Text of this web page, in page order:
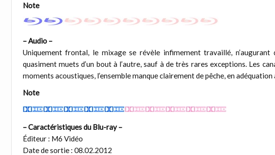
Note
– Audio –
Uniquement frontal, le mixage se révèle infimement travaillé, n’augurant
quasiment muets d’un bout à l’autre, sauf à de très rares exceptions. Les
moments acoustiques, l’ensemble manque clairement de pêche, en adéquation
Note
– Caractéristiques du Blu-ray –
Éditeur : M6 Vidéo
Date de sortie : 08.02.2012